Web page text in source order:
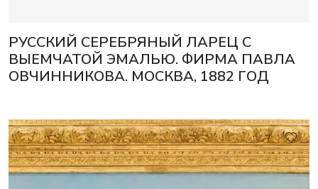
РУССКИЙ СЕРЕБРЯНЫЙ ЛАРЕЦ С
ВЫЕМЧАТОЙ ЭМАЛЬЮ. ФИРМА ПАВЛА
ОВЧИННИКОВА. МОСКВА, 1882 ГОД